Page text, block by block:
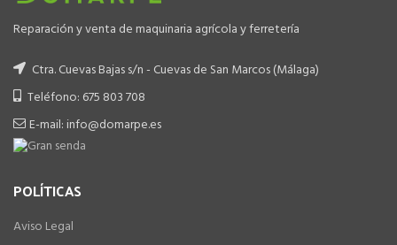
Reparación y venta de maquinaria agrícola y ferretería
Ctra. Cuevas Bajas s/n - Cuevas de San Marcos (Málaga)
Teléfono: 675 803 708
E-mail: info@domarpe.es
POLÍTICAS
Aviso Legal